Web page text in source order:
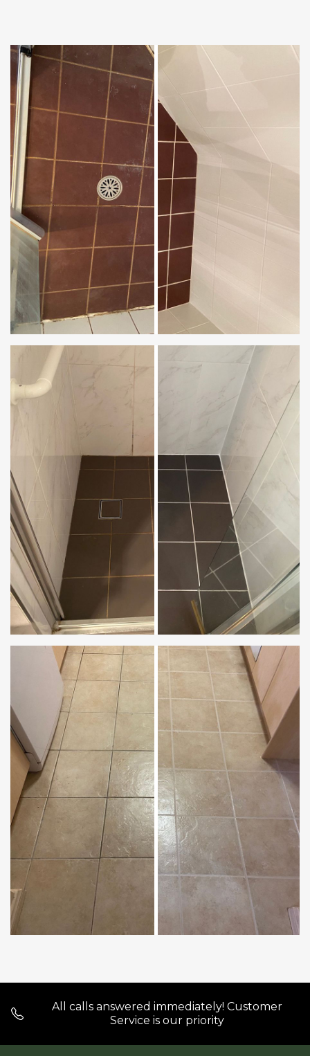
All calls answered immediately! Customer
Service is our priority